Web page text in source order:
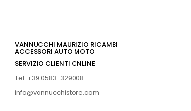
VANNUCCHI MAURIZIO RICAMBI
ACCESSORI AUTO MOTO
SERVIZIO CLIENTI ONLINE
Tel. +39 0583-329008
info@vannucchistore.com